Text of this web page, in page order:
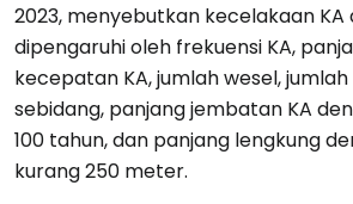
2023, menyebutkan kecelakaan KA
dipengaruhi oleh frekuensi KA,
kecepatan KA, jumlah wesel,
sebidang, panjang jembatan KA
100 tahun, dan panjang lengkung
kurang 250 meter.